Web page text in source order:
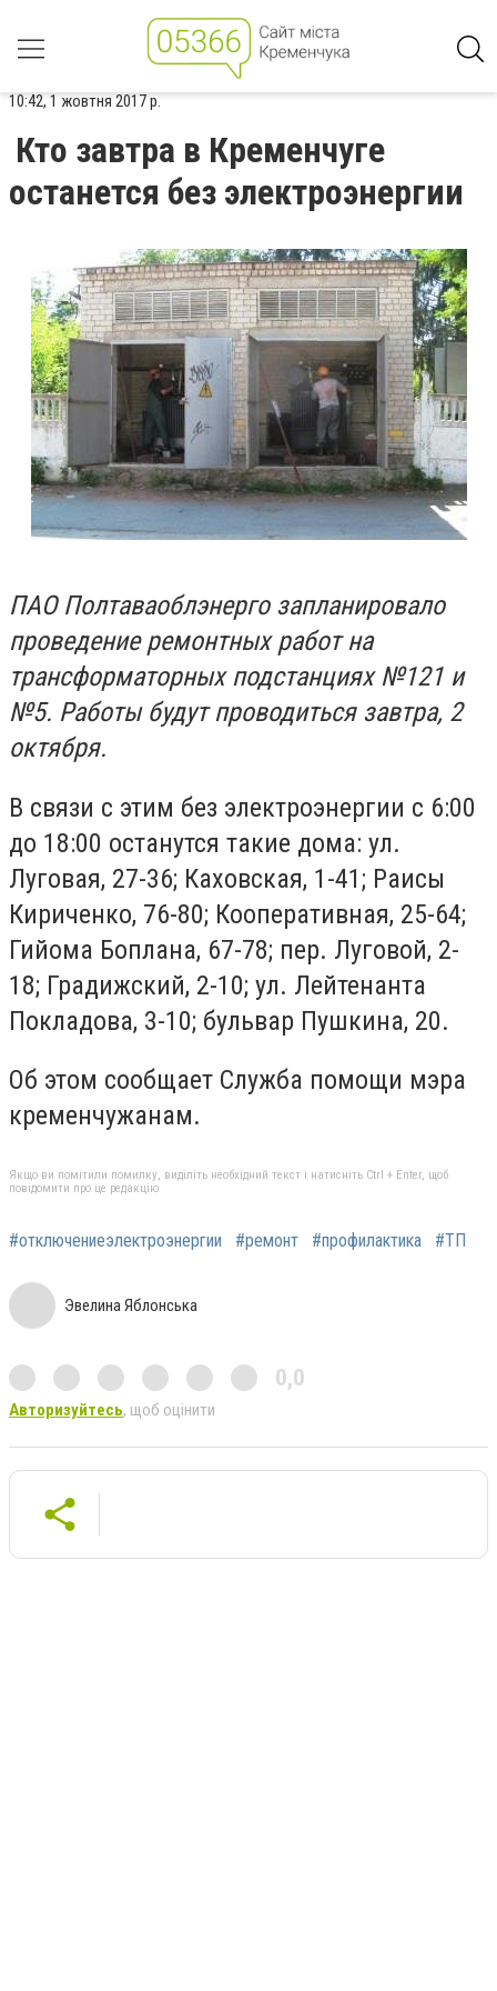
10:42, 1 жовтня 2017 р.
Кто завтра в Кременчуге
останется без электроэнергии
ПАО Полтаваоблэнерго запланировало
проведение ремонтных работ на
трансформаторных подстанциях №121 и
№5. Работы будут проводиться завтра, 2
октября.
В связи с этим без электроэнергии с 6:00
до 18:00 останутся такие дома: ул.
Луговая, 27-36; Каховская, 1-41; Раисы
Кириченко, 76-80; Кооперативная, 25-64;
Гийома Боплана, 67-78; пер. Луговой, 2-
18; Градижский, 2-10; ул. Лейтенанта
Покладова, 3-10; бульвар Пушкина, 20.
Об этом сообщает Служба помощи мэра
кременчужанам.
Якщо ви помітили помилку, виділіть необхідний текст і натисніть Ctrl + Enter, щоб
повідомити про це редакцію
#отключениеэлектроэнергии #ремонт #профилактика #ТП
Эвелина Яблонська
0,0
Авторизуйтесь, щоб оцінити